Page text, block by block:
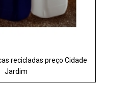
recicladas preço Cidade
Jardim